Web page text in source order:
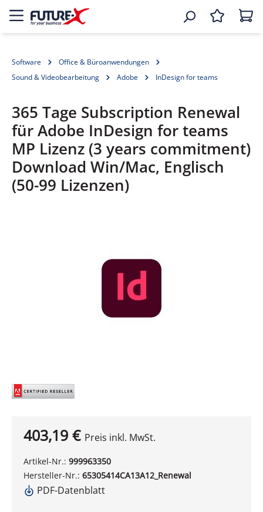
Software
Office & Büroanwendungen
Sound & Videobearbeitung
Adobe InDesign for teams
365 Tage Subscription Renewal
für Adobe InDesign for teams
MP Lizenz (3 years commitment)
Download Win/Mac, Englisch
(50-99 Lizenzen)
403,19 € Preis inkl. MwSt.
Artikel-Nr.: 999963350
Hersteller-Nr.: 65305414CA13A12_Renewal
PDF-Datenblatt